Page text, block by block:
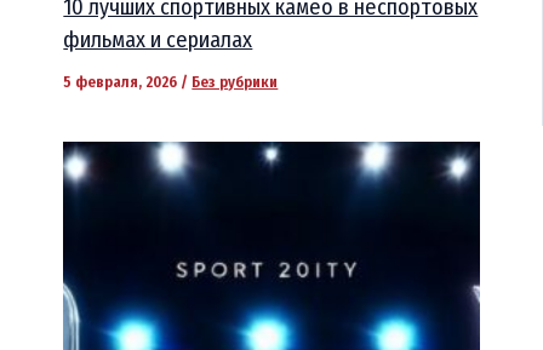
10 лучших спортивных камео в неспортовых
фильмах и сериалах
5 февраля, 2026 / Без рубрики